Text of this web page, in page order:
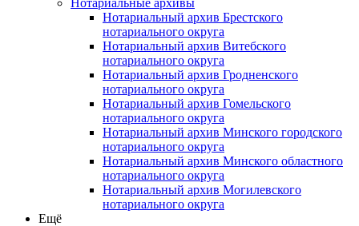
Нотариальный архив Брестского
нотариального округа
Нотариальный архив Витебского
нотариального округа
Нотариальный архив Гродненского
нотариального округа
Нотариальный архив Гомельского
нотариального округа
Нотариальный архив Минского городского
нотариального округа
Нотариальный архив Минского областного
нотариального округа
Нотариальный архив Могилевского
нотариального округа
Ещё